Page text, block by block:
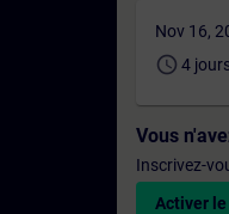
Nov 16,
schedule 4
Vous
Inscrivez-
Activer